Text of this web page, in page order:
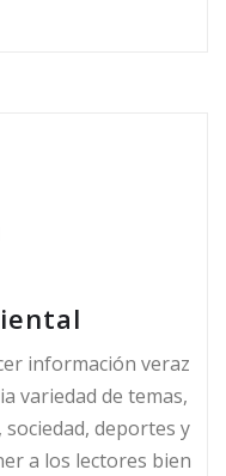
información veraz
variedad de temas,
deportes y
a los lectores bien